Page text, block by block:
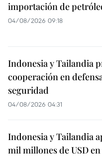
importación de
04/08/2026 09:18
Indonesia y Tailandia
cooperación en
seguridad
04/08/2026 04:31
Indonesia y Tailandia
mil millones de USD